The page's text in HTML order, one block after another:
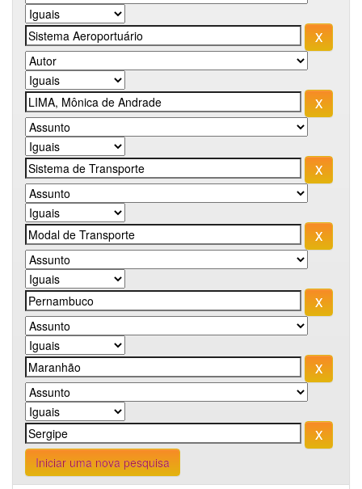
Iniciar uma nova pesquisa